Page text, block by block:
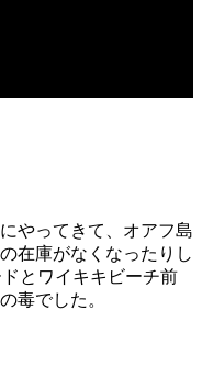
やってきて、オアフ島
在庫がなくなったりし
とワイキキビーチ前
毒でした。